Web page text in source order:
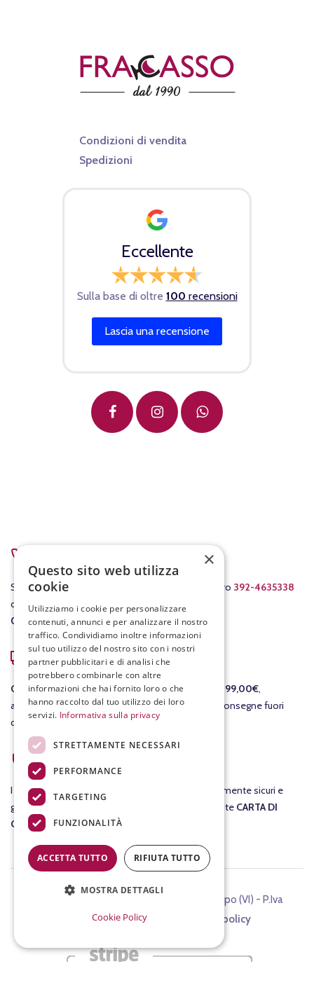
Condizioni di vendita
Spedizioni
Eccellente
Sulla base di oltre 100 recensioni
Lascia una recensione
Scrivici a info@fracassovini.com oppure al numero 392-4635338
dal lunedì al venerdì con orario
08:00-12:30 /15:00-19:00 .
COSTI DI SPEDIZIONE
GRATISper le consegne in Italia per ordini sopra i 99,00€,
altrimenti il costo della consegna è di 7,90€. Per consegne fuori
dall'Italia ti invieremo un preventivo separato.
ACQUISTI SICURI
I tuoiacquisti
su fracassovini.com sono assolutamente sicuri e
garantiti al 100%. Nel checkout potrai pagare tramite CARTA DI
CREDITO
.
©2024 FIASCHETTERIA FRACASSO, Chiampo (VI) - P.Iva
00899340244 -Cookie e Privacy policy
×
Questo sito web utilizza
cookie
Utilizziamo i cookie per personalizzare
contenuti, annunci e per analizzare il nostro
traffico. Condividiamo inoltre informazioni
sul tuo utilizzo del nostro sito con i nostri
partner pubblicitari e di analisi che
potrebbero combinarle con altre
informazioni che hai fornito loro o che
hanno raccolto dal tuo utilizzo dei loro
servizi. Informativa sulla privacy
STRETTAMENTE NECESSARI
PERFORMANCE
TARGETING
FUNZIONALITÀ
ACCETTA TUTTO RIFIUTA TUTTO
MOSTRA DETTAGLI
Cookie Policy